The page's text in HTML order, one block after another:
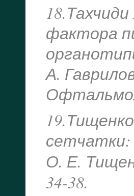
фактора
А.
сетчатки:
О. Е.
34-38.